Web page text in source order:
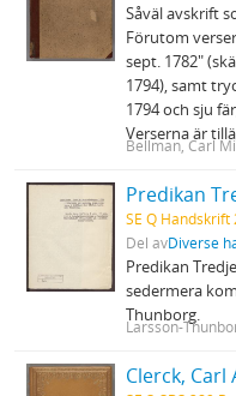
Såväl avskrift
Förutom
sept. 1782"
1794), samt
1794 och sju
Verserna är
Bellman, Carl
SE Q Handskrift
Del avDiverse
Predikan
sedermera
Thunborg.
Larsson-